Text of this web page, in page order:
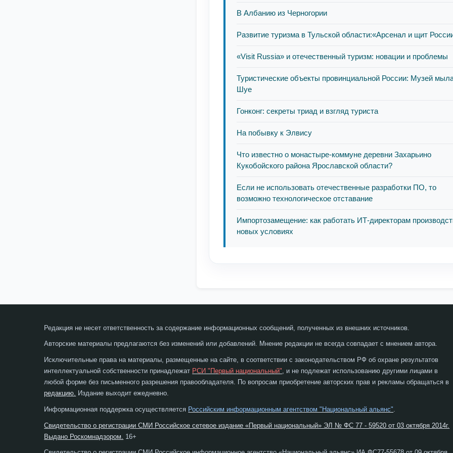
В Албанию из Черногории
Развитие туризма в Тульской области:«Арсенал и щит
«Visit Russia» и отечественный туризм: новации и проблемы
Туристические объекты провинциальной России: Музей
Шуе
Гонконг: секреты триад и взгляд туриста
На побывку к Элвису
Что известно о монастыре-коммуне деревни Захарьино
Кукобойского района Ярославской области?
Если не использовать отечественные разработки ПО, то
возможно технологическое отставание
Импортозамещение: как работать ИТ-директорам
новых условиях
Редакция не несет ответственность за содержание информационных сообщений, полученных из внешних источников.
Авторские материалы предлагаются без изменений или добавлений. Мнение редакции не всегда совпадает с мнением автора.
Исключительные права на материалы, размещенные на сайте, в соответствии с законодательством РФ об охране результатов
интеллектуальной собственности принадлежат РСИ "Первый национальный", и не подлежат использованию другими лицами в
любой форме без письменного разрешения правообладателя. По вопросам приобретение авторских прав и рекламы обращаться в
редакцию. Издание выходит ежедневно.
Информационная поддержка осуществляется Российским информационным агентством "Национальный альянс"
Свидетельство о регистрации СМИ Российское сетевое издание «Первый национальный» ЭЛ № ФС 77 - 59520 от 03 октября 2014г.
Выдано Роскомнадзором.
16+